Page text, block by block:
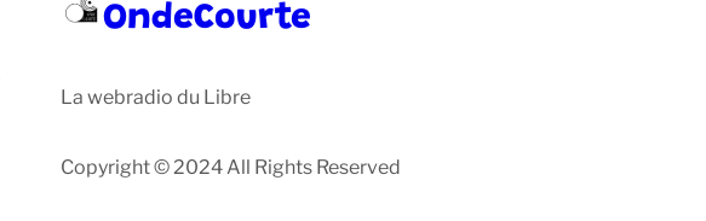
OndeCourte
La webradio du Libre
Copyright © 2024 All Rights Reserved